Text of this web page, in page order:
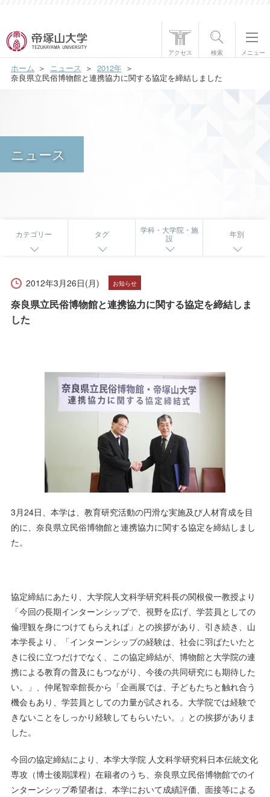
アクセス 検索 メニュー
帝塚山大学について
学部・大学院
研究・社会貢献
保護者の方へ 卒業生の方へ
English 資料請求 お問い合わせ
ホーム ニュース
2012年
奈良県立民俗博物館と連携協力に関する協定を締結しました
ニュース
カテゴリー タグ
学科・大学院・施
設
年別
2012年3月26日(月) お知らせ
奈良県立民俗博物館と連携協力に関する協定を締結しま
した
3月24日、本学は、教育研究活動の円滑な実施及び人材育成を目
的に、奈良県立民俗博物館と連携協力に関する協定を締結しまし
た。
協定締結にあたり、大学院人文科学研究科長の関根俊一教授より
「今回の長期インターンシップで、視野を広げ、学芸員としての
倫理観を身につけてもらえれば」との挨拶があり、引き続き、山
本学長より、「インターンシップの経験は、社会に羽ばたいたと
きに役に立つだけでなく、この協定締結が、博物館と大学院の連
携による教育の普及にもつながり、今後の共同研究にも期待した
い。」、仲尾智幸館長から「企画展では、子どもたちと触れ合う
機会もあり、学芸員としての力量が試される。大学院では経験で
きないことをしっかり経験してもらいたい。」との挨拶がありま
した。
今回の協定締結により、本学大学院 人文科学研究科日本伝統文化
専攻（博士後期課程）在籍者のうち、奈良県立民俗博物館でのイ
ンターンシップ希望者は、本学において成績評価、面接等による